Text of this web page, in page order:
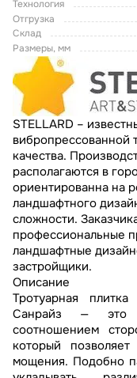
Технология
Отгрузка
Склад
Размеры, мм
STELLARD –
вибропрессованной
качества.
располагаются в
ориентированна на
ландшафтного
сложности.
профессиональные
ландшафтные
застройщики.
Описание
Тротуарная
Санрайз — это
соотношением
который
мощения. Подобно